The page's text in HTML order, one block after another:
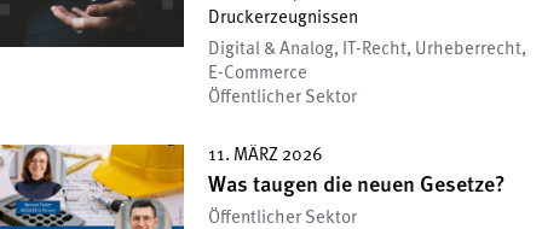
Druckerzeugnissen
Digital & Analog, IT-Recht, Urheberrecht,
E-Commerce
Öffentlicher Sektor
11. MÄRZ 2026
Was taugen die neuen Gesetze?
Öffentlicher Sektor